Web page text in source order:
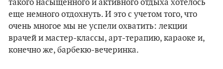
такого насыщенного и активного отдыха хотелось
еще немного отдохнуть. И это с учетом того, что
очень многое мы не успели охватить: лекции
врачей и мастер-классы, арт-терапию, караоке и,
конечно же, барбекю-вечеринка.